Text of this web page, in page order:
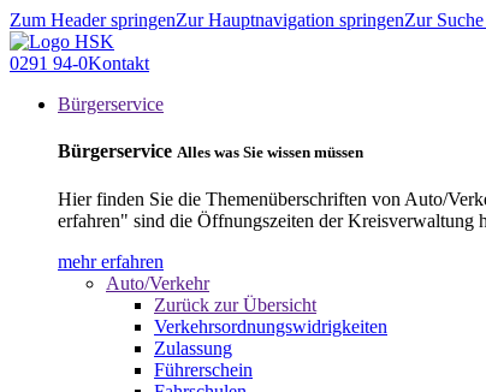
Zum Header springenZur Hauptnavigation springenZur
0291 94-0Kontakt
Bürgerservice
Bürgerservice Alles was Sie wissen müssen
Hier finden Sie die Themenüberschriften von Auto/
erfahren" sind die Öffnungszeiten der Kreisverwaltung
mehr erfahren
Auto/Verkehr
Zurück zur Übersicht
Verkehrsordnungswidrigkeiten
Zulassung
Führerschein